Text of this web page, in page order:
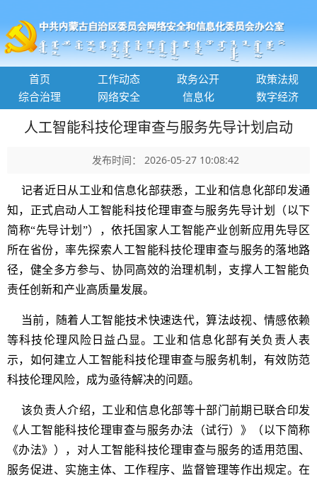
首页 工作动态 政务公开
政策法规
综合治理
网络安全 信息化 数字经济
人工智能科技伦理审查与服务先导计划启动
发布时间： 2026-05-27 10:08:42
记者近日从工业和信息化部获悉，工业和信息化部印发通
知，正式启动人工智能科技伦理审查与服务先导计划（以下
简称“先导计划”），依托国家人工智能产业创新应用先导区
所在省份，率先探索人工智能科技伦理审查与服务的落地路
径，健全多方参与、协同高效的治理机制，支撑人工智能负
责任创新和产业高质量发展。
当前，随着人工智能技术快速迭代，算法歧视、情感依赖
等科技伦理风险日益凸显。工业和信息化部有关负责人表
示，如何建立人工智能科技伦理审查与服务机制，有效防范
科技伦理风险，成为亟待解决的问题。
该负责人介绍，工业和信息化部等十部门前期已联合印发
《人工智能科技伦理审查与服务办法（试行）》（以下简称
《办法》），对人工智能科技伦理审查与服务的适用范围、
服务促进、实施主体、工作程序、监督管理等作出规定。在